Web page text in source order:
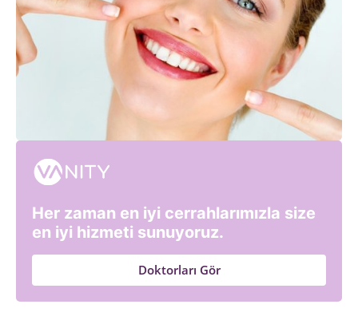
Her zaman en iyi cerrahlarımızla size
en iyi hizmeti sunuyoruz.
Doktorları Gör